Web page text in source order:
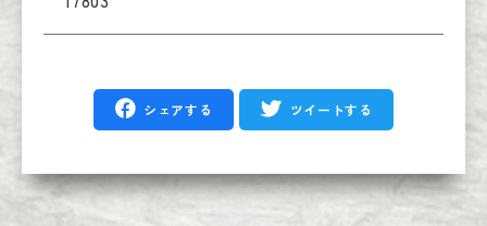
シェアする ツイートする